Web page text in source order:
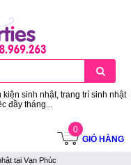
sinh nhật, trang trí sinh nhật
đầy tháng...
0
GIỎ HÀNG
tại Vạn Phúc